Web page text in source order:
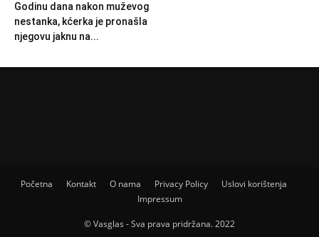
Godinu dana nakon muževog
nestanka, kćerka je pronašla
njegovu jaknu na...
Početna Kontakt O nama Privacy Policy
Uslovi korištenja
Impressum
© Vasglas - Sva prava pridržana. 2022